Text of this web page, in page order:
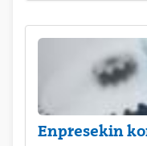
Enpresekin